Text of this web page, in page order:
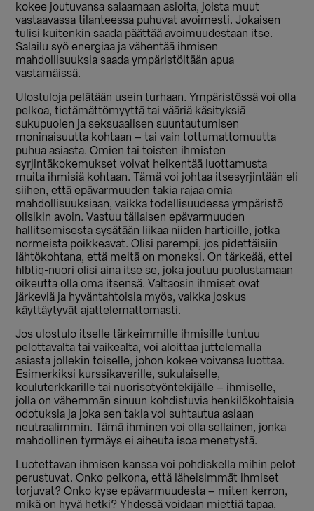
kokee joutuvansa salaamaan asioita, joista muut
vastaavassa tilanteessa puhuvat avoimesti. Jokaisen
tulisi kuitenkin saada päättää avoimuudestaan itse.
Salailu syö energiaa ja vähentää ihmisen
mahdollisuuksia saada ympäristöltään apua
vastamäissä.
Ulostuloja pelätään usein turhaan. Ympäristössä voi olla
pelkoa, tietämättömyyttä tai vääriä käsityksiä
sukupuolen ja seksuaalisen suuntautumisen
moninaisuutta kohtaan – tai vain tottumattomuutta
puhua asiasta. Omien tai toisten ihmisten
syrjintäkokemukset voivat heikentää luottamusta
muita ihmisiä kohtaan. Tämä voi johtaa itsesyrjintään eli
siihen, että epävarmuuden takia rajaa omia
mahdollisuuksiaan, vaikka todellisuudessa ympäristö
olisikin avoin. Vastuu tällaisen epävarmuuden
hallitsemisesta sysätään liikaa niiden hartioille, jotka
normeista poikkeavat. Olisi parempi, jos pidettäisiin
lähtökohtana, että meitä on moneksi. On tärkeää, ettei
hlbtiq-nuori olisi aina itse se, joka joutuu puolustamaan
oikeutta olla oma itsensä. Valtaosin ihmiset ovat
järkeviä ja hyväntahtoisia myös, vaikka joskus
käyttäytyvät ajattelemattomasti.
Jos ulostulo itselle tärkeimmille ihmisille tuntuu
pelottavalta tai vaikealta, voi aloittaa juttelemalla
asiasta jollekin toiselle, johon kokee voivansa luottaa.
Esimerkiksi kurssikaverille, sukulaiselle,
kouluterkkarille tai nuorisotyöntekijälle – ihmiselle,
jolla on vähemmän sinuun kohdistuvia henkilökohtaisia
odotuksia ja joka sen takia voi suhtautua asiaan
neutraalimmin. Tämä ihminen voi olla sellainen, jonka
mahdollinen tyrmäys ei aiheuta isoa menetystä.
Luotettavan ihmisen kanssa voi pohdiskella mihin pelot
perustuvat. Onko pelkona, että läheisimmät ihmiset
torjuvat? Onko kyse epävarmuudesta – miten kerron,
mikä on hyvä hetki? Yhdessä voidaan miettiä tapaa,